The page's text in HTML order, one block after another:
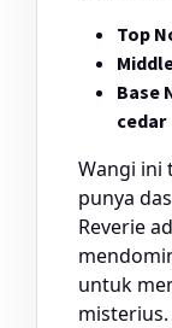
Top
Base
cedar
Wangi ini
punya
Reverie
untuk
misterius.